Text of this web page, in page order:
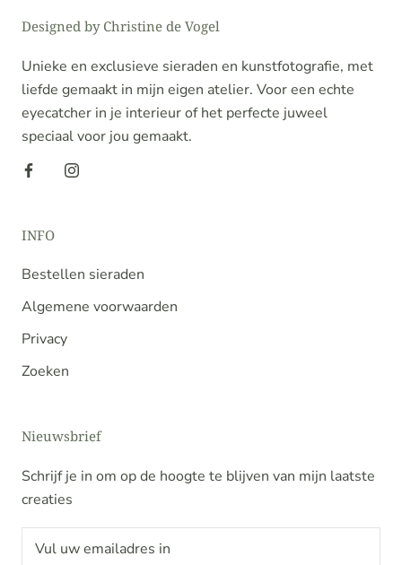
Designed by Christine de Vogel
Unieke en exclusieve sieraden en kunstfotografie, met
liefde gemaakt in mijn eigen atelier. Voor een echte
eyecatcher in je interieur of het perfecte juweel
speciaal voor jou gemaakt.
INFO
Bestellen sieraden
Algemene voorwaarden
Privacy
Zoeken
Nieuwsbrief
Schrijf je in om op de hoogte te blijven van mijn laatste
creaties